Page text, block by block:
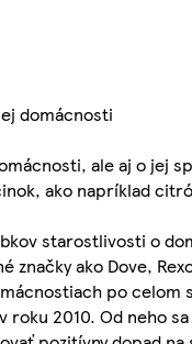
domácnosti
ale aj o jej
ako napríklad
starostlivosti o
ako Dove,
po
roku 2010. Od neho